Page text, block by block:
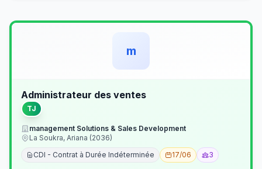
m
Administrateur des ventes
TJ
management Solutions & Sales Development
La Soukra, Ariana (2036)
CDI - Contrat à Durée Indéterminée
17/06 3